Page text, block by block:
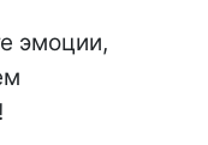
эмоции,